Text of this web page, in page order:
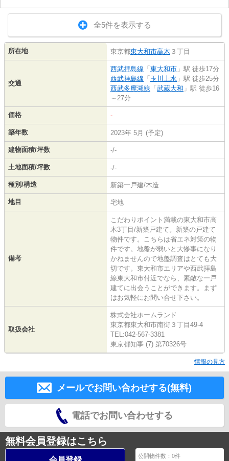
全5件を表示する
所在地 東京都東大和市高木 ３丁目
交通
西武拝島線 「 東大和市 」駅 徒歩17分
西武拝島線 「 玉川上水 」駅 徒歩25分
西武多摩湖線 「 武蔵大和 」駅 徒歩16
～27分
価格 -
築年数 2023年 5月 (予定)
建物面積/坪数 -/-
土地面積/坪数 -/-
種別/構造 新築一戸建/木造
地目 宅地
備考
こだわりポイント満載の東大和市高
木3丁目/新築戸建て。新築の戸建て
物件です。こちらは省エネ対策の物
件です。地盤が弱いと大惨事になり
かねませんので地盤調査はとても大
切です。東大和市エリアや西武拝島
線東大和市付近でなら、素敵な一戸
建てに出会うことができます。まず
はお気軽にお問い合せ下さい。
取扱会社
株式会社ホームランド
東京都東大和市南街３丁目49-4
TEL:042-567-3381
東京都知事 (7) 第70326号
情報の見方
メールでお問い合わせする(無料)
電話でお問い合わせする
無料会員登録はこちら
公開物件数：0件